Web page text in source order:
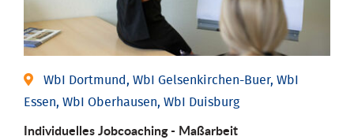
WbI Dortmund, WbI Gelsenkirchen-Buer, WbI
Essen, WbI Oberhausen, WbI Duisburg
Individu­elles Job­coaching - Maßarbeit